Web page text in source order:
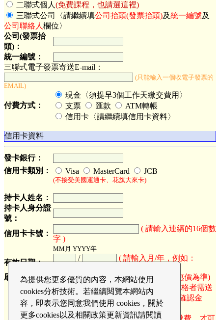
為提供您更多優質的內容，本網站使用
cookies分析技術。若繼續閱覽本網站內
容，即表示您同意我們使用 cookies，關於
更多cookies以及相關政策更新資訊請閱讀
二聯式個人 (免費課程，也請選這裡)
三聯式公司〈請繼續填公司抬頭(發票抬頭)及統一編號及
公司聯絡人 欄位〉
公司(發票抬
頭)：
統一編號：
三聯式電子發票寄送E-mail：
(只能輸入一個收電子發票的
EMAIL)
付費方式：
現金〈須提早3個工作天繳交費用〉
支票
匯款
ATM轉帳
信用卡〈請繼續填信用卡資料〉
信用卡資料
發卡銀行：
信用卡類別：
Visa MasterCard JCB
(不接受美國運通卡、花旗大來卡)
持卡人姓名：
持卡人身分證
號：
信用卡卡號：
( 請輸入連續的16個數
字 )
MM月 YYYY年
有效日期：
/
( 請輸入月/年，例如：
刷卡金額：
N.T.(以最終優惠價為準)
(刷卡金額僅供參考，符合超值優惠價格者需送
出報名表後，系統發出報名成功回函確認金
額。)
☆會員於開課前七日(含)報名並完成繳費，才可